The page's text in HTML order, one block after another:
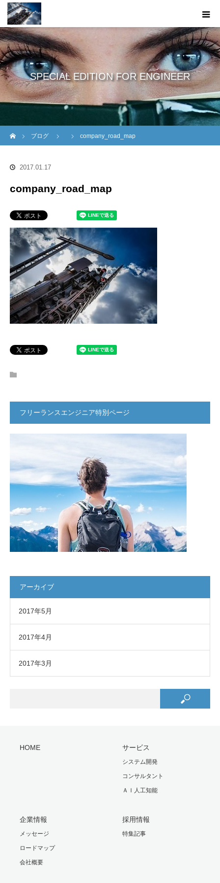
SPECIAL EDITION FOR ENGINEER
ブログ
company_road_map
2017.01.17
company_road_map
フリーランスエンジニア特別ページ
アーカイブ
2017年5月
2017年4月
2017年3月
HOME サービス
システム開発
コンサルタント
ＡＩ人工知能
企業情報
メッセージ
ロードマップ
会社概要
採用情報
特集記事